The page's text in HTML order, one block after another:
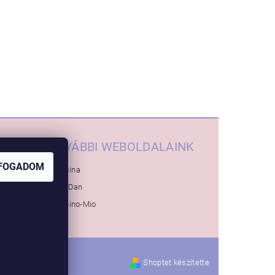
TOVÁBBI WEBOLDALAINK
Inglesina
Baby-Dan
Bambino-Mio
Shoptet készítette